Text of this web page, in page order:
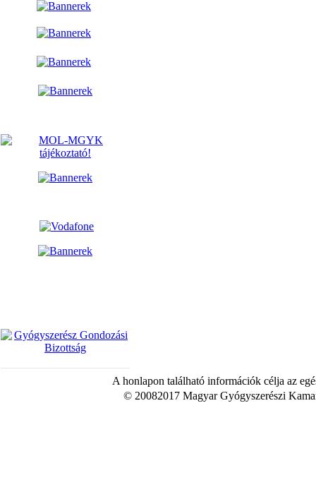
A honlapon található információk célja az
© 20082017 Magyar Gyógyszerészi